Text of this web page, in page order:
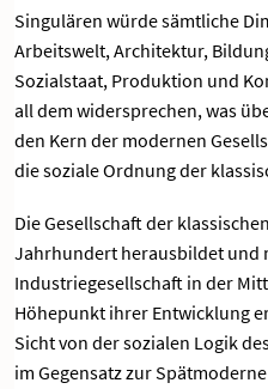
Singulären würde sämtliche
Arbeitswelt, Architektur,
Sozialstaat, Produktion und
all dem widersprechen, was
den Kern der modernen
die soziale Ordnung der
Die Gesellschaft der
Jahrhundert herausbildet und
Industriegesellschaft in der
Höhepunkt ihrer Entwicklung
Sicht von der sozialen Logik
im Gegensatz zur